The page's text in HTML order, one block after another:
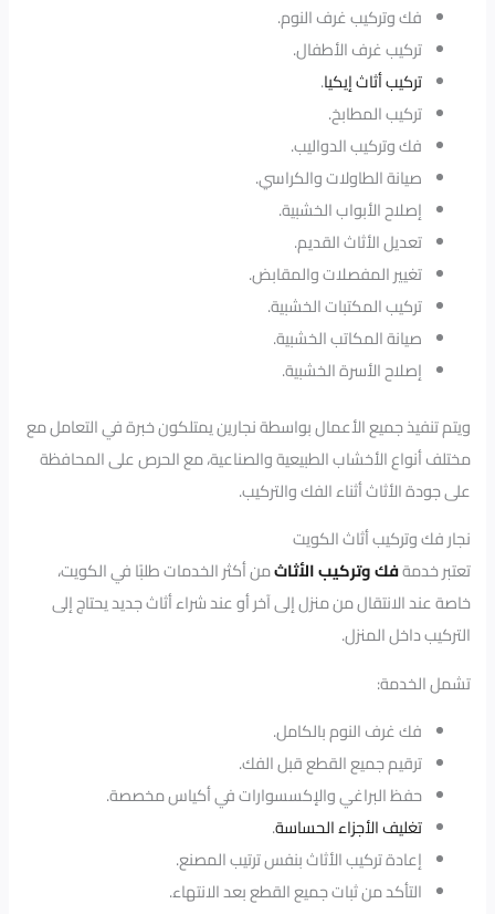
فك وتركيب غرف النوم.
تركيب غرف الأطفال.
تركيب أثاث إيكيا.
تركيب المطابخ.
فك وتركيب الدواليب.
صيانة الطاولات والكراسي.
إصلاح الأبواب الخشبية.
تعديل الأثاث القديم.
تغيير المفصلات والمقابض.
تركيب المكتبات الخشبية.
صيانة المكاتب الخشبية.
إصلاح الأسرة الخشبية.
ويتم تنفيذ جميع الأعمال بواسطة نجارين يمتلكون خبرة في التعامل مع
مختلف أنواع الأخشاب الطبيعية والصناعية، مع الحرص على المحافظة
على جودة الأثاث أثناء الفك والتركيب.
نجار فك وتركيب أثاث الكويت
تعتبر خدمةفك وتركيب الأثاثمن أكثر الخدمات طلبًا في الكويت،
خاصة عند الانتقال من منزل إلى آخر أو عند شراء أثاث جديد يحتاج إلى
التركيب داخل المنزل.
تشمل الخدمة:
فك غرف النوم بالكامل.
ترقيم جميع القطع قبل الفك.
حفظ البراغي والإكسسوارات في أكياس مخصصة.
تغليف الأجزاء الحساسة.
إعادة تركيب الأثاث بنفس ترتيب المصنع.
التأكد من ثبات جميع القطع بعد الانتهاء.